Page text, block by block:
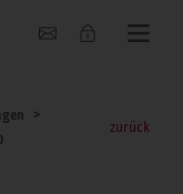
zurück